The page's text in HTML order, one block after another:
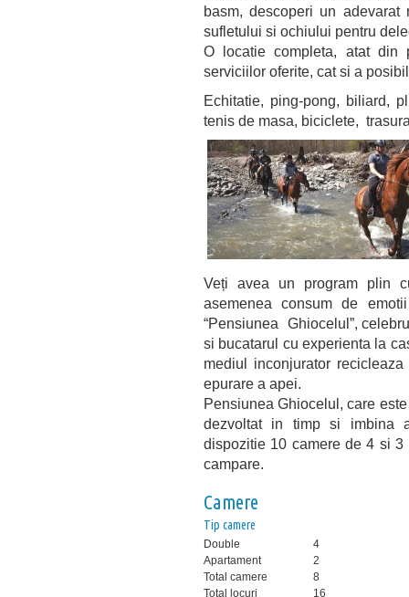
basm, descoperi un
sufletului si ochiului pentru
O locatie completa, atat din
serviciilor oferite, cat si a
Echitatie, ping-pong, biliard,
tenis de masa, biciclete,
Veți avea un program plin
asemenea consum de
“Pensiunea Ghiocelul”,
si bucatarul cu experienta la
mediul inconjurator
epurare a apei.
Pensiunea Ghiocelul, care
dezvoltat in timp si imbina
dispozitie 10 camere de 4 si
campare.
Camere
Tip camere
Double
4
Apartament
2
Total camere
8
Total locuri
16